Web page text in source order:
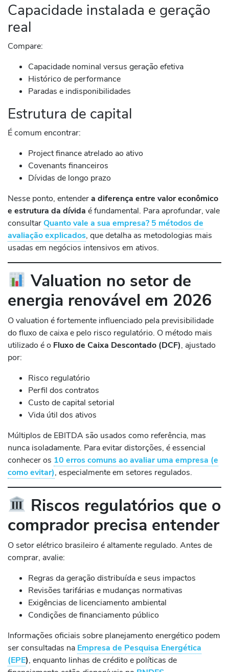
Capacidade instalada e geração
real
Compare:
Capacidade nominal versus geração efetiva
Histórico de performance
Paradas e indisponibilidades
Estrutura de capital
É comum encontrar:
Project finance atrelado ao ativo
Covenants financeiros
Dívidas de longo prazo
Nesse ponto, entendera diferença entre valor econômico
e estrutura da dívida é fundamental. Para aprofundar, vale
consultarQuanto vale a sua empresa? 5 métodos de
avaliação explicados, que detalha as metodologias mais
usadas em negócios intensivos em ativos.
Valuation no setor de
energia renovável em 2026
O valuation é fortemente influenciado pela previsibilidade
do fluxo de caixa e pelo risco regulatório. O método mais
utilizado é o Fluxo de Caixa Descontado (DCF), ajustado
por:
Risco regulatório
Perfil dos contratos
Custo de capital setorial
Vida útil dos ativos
Múltiplos de EBITDA são usados como referência, mas
nunca isoladamente. Para evitar distorções, é essencial
conhecer os 10 erros comuns ao avaliar uma empresa (e
como evitar), especialmente em setores regulados.
Riscos regulatórios que o
comprador precisa entender
O setor elétrico brasileiro é altamente regulado. Antes de
comprar, avalie:
Regras da geração distribuída e seus impactos
Revisões tarifárias e mudanças normativas
Exigências de licenciamento ambiental
Condições de financiamento público
Informações oficiais sobre planejamento energético podem
ser consultadas na Empresa de Pesquisa Energética
(EPE), enquanto linhas de crédito e políticas de